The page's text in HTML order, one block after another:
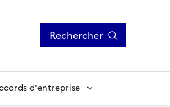
Rechercher
d'entreprise